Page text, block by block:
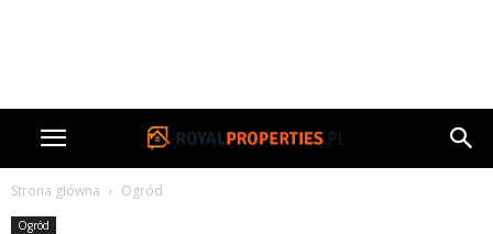
Strona główna Ogród
Ogród